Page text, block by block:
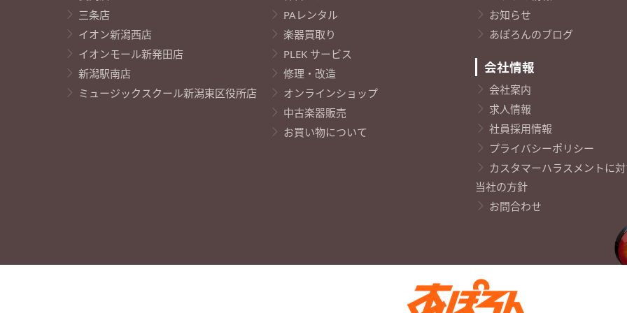
三条店
イオン新潟西店
イオンモール新発田店
新潟駅南店
ミュージックスクール新潟東区役所店
PAレンタル
楽器買取り
PLEK サービス
修理・改造
オンラインショップ
中古楽器販売
お買い物について
お知らせ
あぽろんのブログ
会社情報
会社案内
求人情報
社員採用情報
プライバシーポリシー
カスタマーハラスメントに
当社の方針
お問合わせ